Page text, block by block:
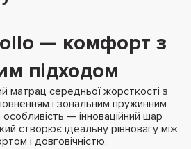
— комфорт з
підходом
матрац середньої жорсткості з
і зональним пружинним
— інноваційний шар
створює ідеальну рівновагу між
і довговічністю.